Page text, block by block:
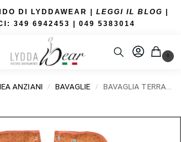
DI LYDDAWEAR | LEGGI IL BLOG |
349 6942453 | 049 5383014
0
ANZIANI / BAVAGLIE / BAVAGLIA TERRACOTTA